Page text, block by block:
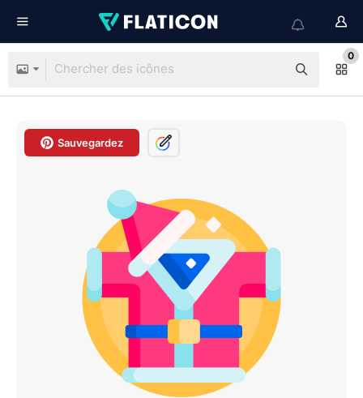
0
Sauvegardez